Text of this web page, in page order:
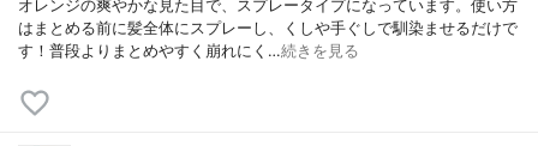
オレンジの爽やかな見た目で、スプレータイプになっています。使い方
はまとめる前に髪全体にスプレーし、くしや手ぐしで馴染ませるだけで
す！普段よりまとめやすく崩れにく…続きを見る